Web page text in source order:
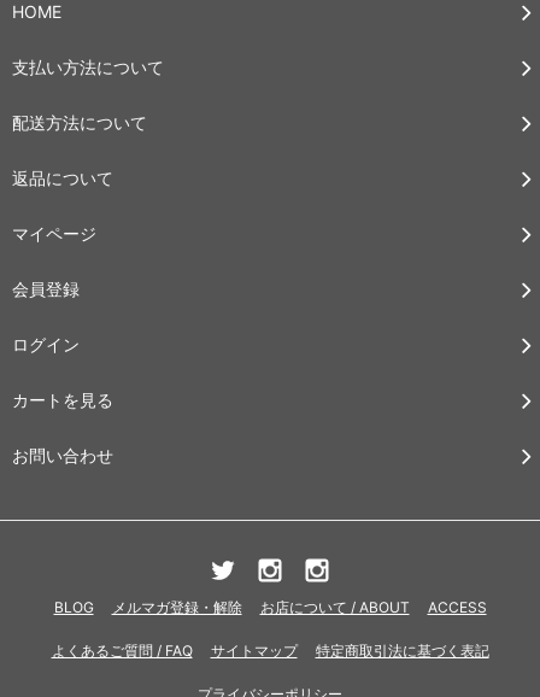
HOME
支払い方法について
配送方法について
返品について
マイページ
会員登録
ログイン
カートを見る
お問い合わせ
BLOG メルマガ登録・解除 お店について / ABOUT ACCESS
よくあるご質問 / FAQ サイトマップ 特定商取引法に基づく表記